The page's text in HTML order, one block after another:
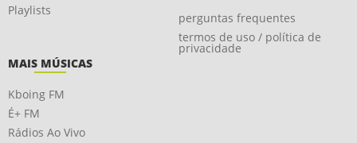
Playlists
perguntas frequentes
termos de uso / política de
privacidade
MAIS MÚSICAS
Kboing FM
É+ FM
Rádios Ao Vivo